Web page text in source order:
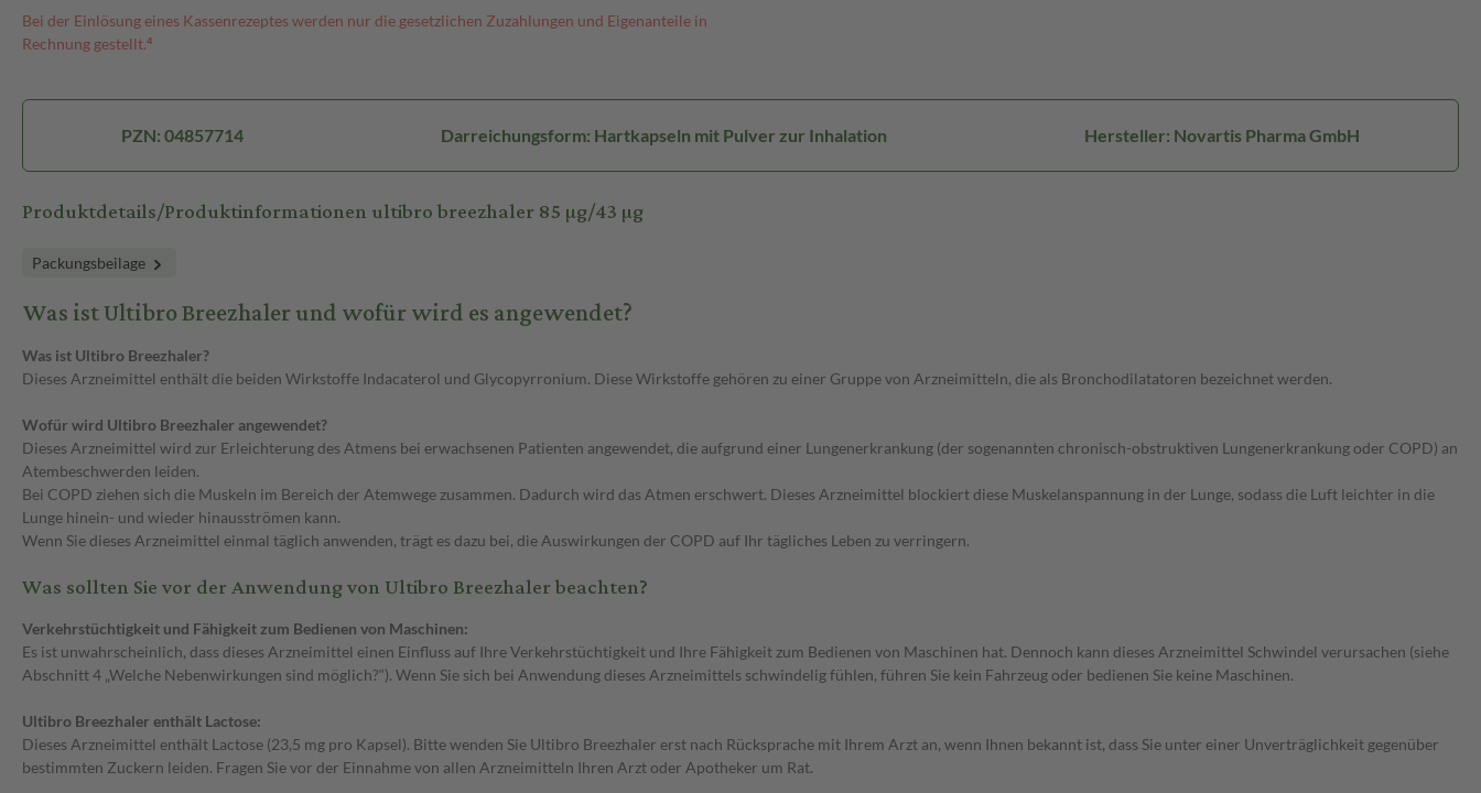
Bei der Einlösung eines Kassenrezeptes werden nur die gesetzlichen Zuzahlungen und Eigenanteile in
Rechnung gestellt.⁴
PZN: 04857714 Darreichungsform: Hartkapseln mit Pulver zur Inhalation Hersteller: Novartis Pharma GmbH
Produktdetails/Produktinformationen ultibro breezhaler 85 µg/43 µg
Packungsbeilage
Was ist Ultibro Breezhaler und wofür wird es angewendet?
Was ist Ultibro Breezhaler?
Dieses Arzneimittel enthält die beiden Wirkstoffe Indacaterol und Glycopyrronium. Diese Wirkstoffe gehören zu einer Gruppe von Arzneimitteln, die als Bronchodilatatoren bezeichnet werden.
Wofür wird Ultibro Breezhaler angewendet?
Dieses Arzneimittel wird zur Erleichterung des Atmens bei erwachsenen Patienten angewendet, die aufgrund einer Lungenerkrankung (der sogenannten chronisch-obstruktiven Lungenerkrankung oder COPD) an
Atembeschwerden leiden.
Bei COPD ziehen sich die Muskeln im Bereich der Atemwege zusammen. Dadurch wird das Atmen erschwert. Dieses Arzneimittel blockiert diese Muskelanspannung in der Lunge, sodass die Luft leichter in die
Lunge hinein- und wieder hinausströmen kann.
Wenn Sie dieses Arzneimittel einmal täglich anwenden, trägt es dazu bei, die Auswirkungen der COPD auf Ihr tägliches Leben zu verringern.
Was sollten Sie vor der Anwendung von Ultibro Breezhaler beachten?
Verkehrstüchtigkeit und Fähigkeit zum Bedienen von Maschinen:
Es ist unwahrscheinlich, dass dieses Arzneimittel einen Einfluss auf Ihre Verkehrstüchtigkeit und Ihre Fähigkeit zum Bedienen von Maschinen hat. Dennoch kann dieses Arzneimittel Schwindel verursachen (siehe
Abschnitt 4 „Welche Nebenwirkungen sind möglich?“). Wenn Sie sich bei Anwendung dieses Arzneimittels schwindelig fühlen, führen Sie kein Fahrzeug oder bedienen Sie keine Maschinen.
Ultibro Breezhaler enthält Lactose:
Dieses Arzneimittel enthält Lactose (23,5 mg pro Kapsel). Bitte wenden Sie Ultibro Breezhaler erst nach Rücksprache mit Ihrem Arzt an, wenn Ihnen bekannt ist, dass Sie unter einer Unverträglichkeit gegenüber
bestimmten Zuckern leiden. Fragen Sie vor der Einnahme von allen Arzneimitteln Ihren Arzt oder Apotheker um Rat.